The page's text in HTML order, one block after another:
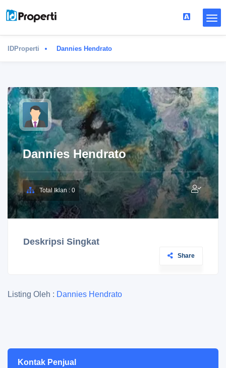
IDProperti Dannies Hendrato
Dannies Hendrato
Total Iklan : 0
Deskripsi Singkat
Share
Listing Oleh : Dannies Hendrato
Kontak Penjual